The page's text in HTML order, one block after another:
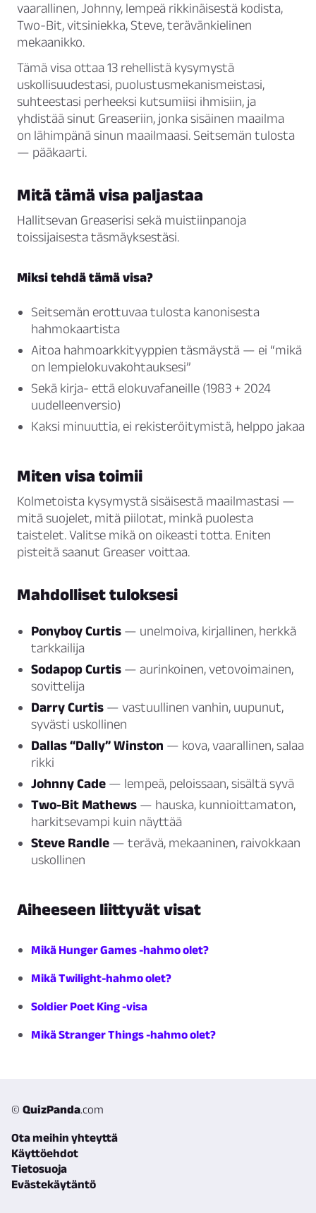
vaarallinen, Johnny, lempeä rikkinäisestä kodista,
Two-Bit, vitsiniekka, Steve, terävänkielinen
mekaanikko.
Tämä visa ottaa 13 rehellistä kysymystä
uskollisuudestasi, puolustusmekanismeistasi,
suhteestasi perheeksi kutsumiisi ihmisiin, ja
yhdistää sinut Greaseriin, jonka sisäinen maailma
on lähimpänä sinun maailmaasi. Seitsemän tulosta
— pääkaarti.
Mitä tämä visa paljastaa
Hallitsevan Greaserisi sekä muistiinpanoja
toissijaisesta täsmäyksestäsi.
Miksi tehdä tämä visa?
Seitsemän erottuvaa tulosta kanonisesta
hahmokaartista
Aitoa hahmoarkkityyppien täsmäystä — ei “mikä
on lempielokuvakohtauksesi”
Sekä kirja- että elokuvafaneille (1983 + 2024
uudelleenversio)
Kaksi minuuttia, ei rekisteröitymistä, helppo jakaa
Miten visa toimii
Kolmetoista kysymystä sisäisestä maailmastasi —
mitä suojelet, mitä piilotat, minkä puolesta
taistelet. Valitse mikä on oikeasti totta. Eniten
pisteitä saanut Greaser voittaa.
Mahdolliset tuloksesi
Ponyboy Curtis — unelmoiva, kirjallinen, herkkä
tarkkailija
Sodapop Curtis — aurinkoinen, vetovoimainen,
sovittelija
Darry Curtis — vastuullinen vanhin, uupunut,
syvästi uskollinen
Dallas “Dally” Winston — kova, vaarallinen, salaa
rikki
Johnny Cade — lempeä, peloissaan, sisältä syvä
Two-Bit Mathews — hauska, kunnioittamaton,
harkitsevampi kuin näyttää
Steve Randle — terävä, mekaaninen, raivokkaan
uskollinen
Aiheeseen liittyvät visat
Mikä Hunger Games -hahmo olet?
Mikä Twilight-hahmo olet?
Soldier Poet King -visa
Mikä Stranger Things -hahmo olet?
© QuizPanda.com
Ota meihin yhteyttä
Käyttöehdot
Tietosuoja
Evästekäytäntö